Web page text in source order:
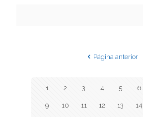
Página anterior
1 2 3 4 5 6
9 10 11 12 13 14